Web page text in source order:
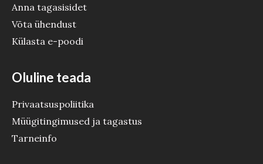
Anna tagasisidet
Võta ühendust
Külasta e-poodi
Oluline teada
Privaatsuspoliitika
Müügitingimused ja tagastus
Tarneinfo